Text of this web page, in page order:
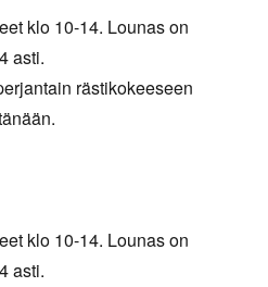
klo 10-14. Lounas on
asti.
rästikokeeseen
klo 10-14. Lounas on
asti.